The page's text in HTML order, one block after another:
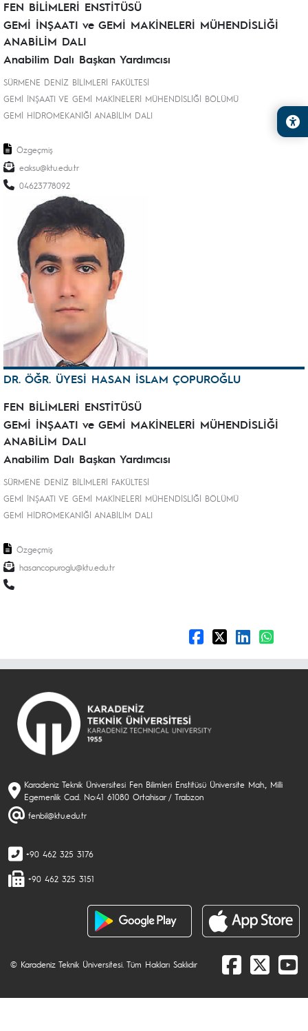
FEN BİLİMLERİ ENSTİTÜSÜ
GEMİ İNŞAATI ve GEMİ MAKİNELERİ MÜHENDİSLİĞİ
ANABİLİM DALI
Anabilim Dalı Başkan Yardımcısı
SÜRMENE DENİZ BİLİMLERİ FAKÜLTESİ
GEMİ İNŞAATI VE GEMİ MAKİNELERİ MÜHENDİSLİĞİ BÖLÜMÜ
GEMİ HİDROMEKANİĞİ ANABİLİM DALI
Özgeçmiş
eaksu@ktu.edu.tr
04623778092
DR. ÖĞR. ÜYESİ HASAN İSLAM ÇOPUROĞLU
FEN BİLİMLERİ ENSTİTÜSÜ
GEMİ İNŞAATI ve GEMİ MAKİNELERİ MÜHENDİSLİĞİ
ANABİLİM DALI
Anabilim Dalı Başkan Yardımcısı
SÜRMENE DENİZ BİLİMLERİ FAKÜLTESİ
GEMİ İNŞAATI VE GEMİ MAKİNELERİ MÜHENDİSLİĞİ BÖLÜMÜ
GEMİ HİDROMEKANİĞİ ANABİLİM DALI
Özgeçmiş
hasancopuroglu@ktu.edu.tr
Karadeniz Teknik Üniversitesi Fen Bilimleri Enstitüsü Üniversite Mah., Milli
Egemenlik Cad. No:41 61080 Ortahisar / Trabzon
fenbil@ktu.edu.tr
+90 462 325 3176
+90 462 325 3151
© Karadeniz Teknik Üniversitesi. Tüm Hakları Saklıdır